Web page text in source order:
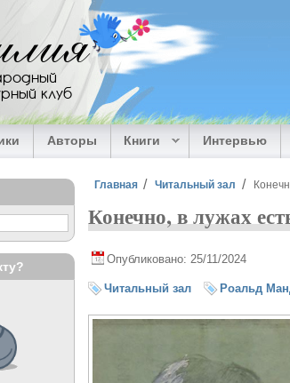
клуб
Авторы Книги Интервью
Вы здесь
Главная Читальный зал
Конечно, в лужах
Опубликовано: 25/11/2024
Читальный зал Роальд